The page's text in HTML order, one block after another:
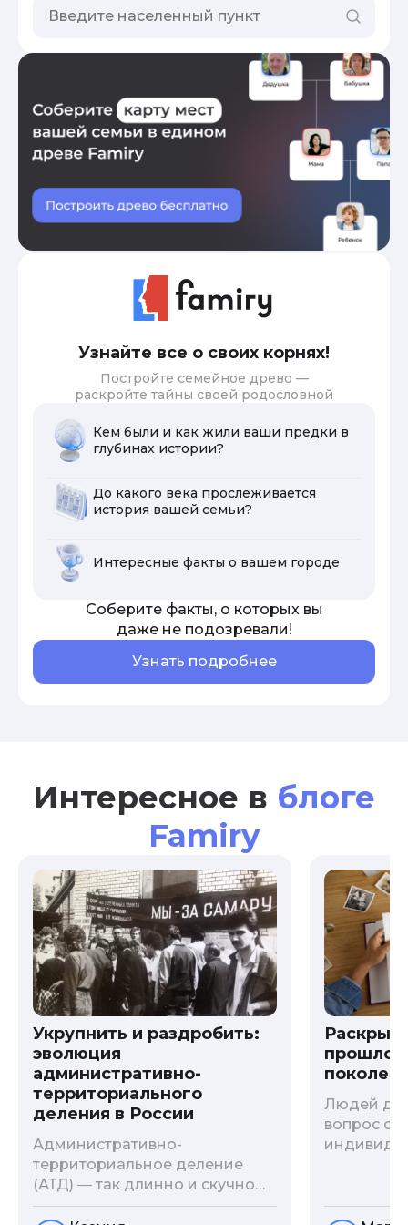
Узнайте все о своих корнях!
Постройте семейное древо —
раскройте тайны своей родословной
Кем были и как жили ваши предки в
глубинах истории?
До какого века прослеживается
история вашей семьи?
Интересные факты о вашем городе
Соберите факты, о которых вы
даже не подозревали!
Узнать подробнее
Интересное в блоге
Famiry
Укрупнить и раздробить:
эволюция
административно-
территориального
деления в России
Административно-
территориальное деление
(АТД) ― так длинно и скучно
называется разграничение
Людей
вопрос о
и